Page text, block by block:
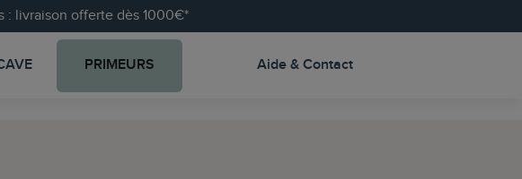
: livraison offerte dès 1000€*
PRIMEURS Aide & Contact